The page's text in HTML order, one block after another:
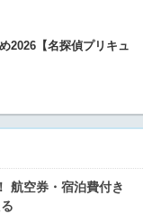
2026【名探偵プリキュ
航空券・宿泊費付き